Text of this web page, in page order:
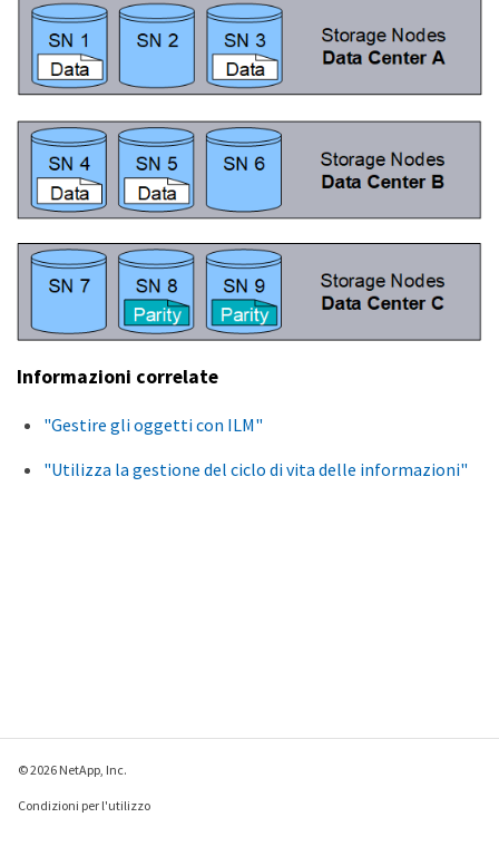
Informazioni correlate
"Gestire gli oggetti con ILM"
"Utilizza la gestione del ciclo di vita delle informazioni"
© 2026 NetApp, Inc.
Condizioni per l'utilizzo